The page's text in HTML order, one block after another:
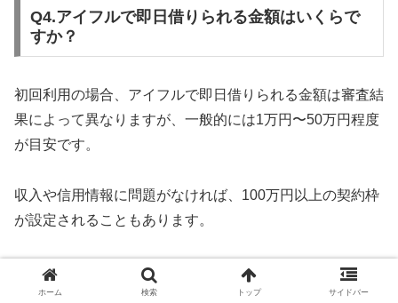
Q4.アイフルで即日借りられる金額はいくらで
すか？
初回利用の場合、アイフルで即日借りられる金額は審査結
果によって異なりますが、一般的には1万円〜50万円程度
が目安です。
収入や信用情報に問題がなければ、100万円以上の契約枠
が設定されることもあります。
ただし、即日で借りられるのは「契約枠のうち利用可能
額」までとなるため、申し込み時に希望額を明確に伝え、
ホーム 検索 トップ サイドバー